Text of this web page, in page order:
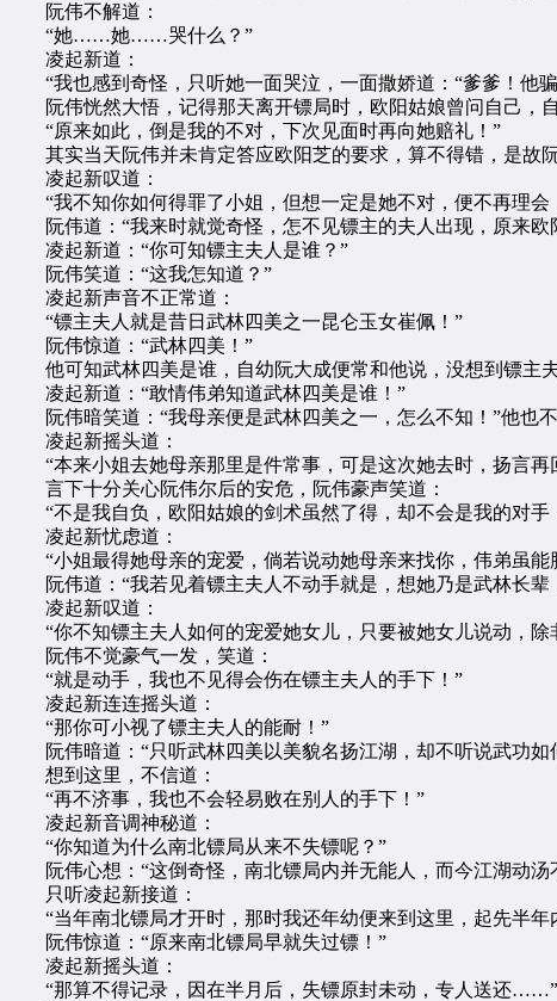
阮伟不解道：
“她……她……哭什么？”
凌起新道：
“我也感到奇怪，只听她一面哭泣，一面撒娇道：“爹爹！
阮伟恍然大悟，记得那天离开镖局时，欧阳姑娘曾问自己，自
“原来如此，倒是我的不对，下次见面时再向她赔礼！”
其实当天阮伟并未肯定答应欧阳芝的要求，算不得错，是故阮
凌起新叹道：
“我不知你如何得罪了小姐，但想一定是她不对，便不再理
阮伟道：“我来时就觉奇怪，怎不见镖主的夫人出现，原来欧
凌起新道：“你可知镖主夫人是谁？”
阮伟笑道：“这我怎知道？”
凌起新声音不正常道：
“镖主夫人就是昔日武林四美之一昆仑玉女崔佩！”
阮伟惊道：“武林四美！”
他可知武林四美是谁，自幼阮大成便常和他说，没想到镖主夫
凌起新道：“敢情伟弟知道武林四美是谁！”
阮伟暗笑道：“我母亲便是武林四美之一，怎么不知！”他也
凌起新摇头道：
“本来小姐去她母亲那里是件常事，可是这次她去时，扬言再
言下十分关心阮伟尔后的安危，阮伟豪声笑道：
“不是我自负，欧阳姑娘的剑术虽然了得，却不会是我的对手
凌起新忧虑道：
“小姐最得她母亲的宠爱，倘若说动她母亲来找你，伟弟虽能
阮伟道：“我若见着镖主夫人不动手就是，想她乃是武林长辈
凌起新叹道：
“你不知镖主夫人如何的宠爱她女儿，只要被她女儿说动，除
阮伟不觉豪气一发，笑道：
“就是动手，我也不见得会伤在镖主夫人的手下！”
凌起新连连摇头道：
“那你可小视了镖主夫人的能耐！”
阮伟暗道：“只听武林四美以美貌名扬江湖，却不听说武功如
想到这里，不信道：
“再不济事，我也不会轻易败在别人的手下！”
凌起新音调神秘道：
“你知道为什么南北镖局从来不失镖呢？”
阮伟心想：“这倒奇怪，南北镖局内并无能人，而今江湖动汤
只听凌起新接道：
“当年南北镖局才开时，那时我还年幼便来到这里，起先半
阮伟惊道：“原来南北镖局早就失过镖！”
凌起新摇头道：
“那算不得记录，因在半月后，失镖原封未动，专人送还……”